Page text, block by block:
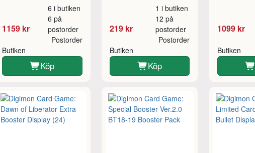
1159 kr
6 i butiken
6 på
postorder
Butiken
Postorder
Köp
219 kr
1 i butiken
12 på
postorder
Butiken
Postorder
Köp
1099 kr
Butiken